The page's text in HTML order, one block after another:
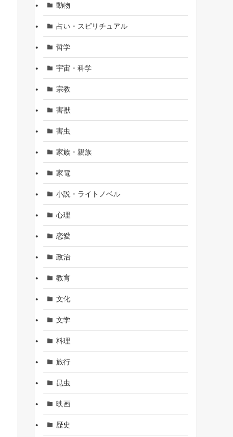
動物
占い・スピリチュアル
哲学
宇宙・科学
宗教
害獣
害虫
家族・親族
家電
小説・ライトノベル
心理
恋愛
政治
教育
文化
文学
料理
旅行
昆虫
映画
歴史